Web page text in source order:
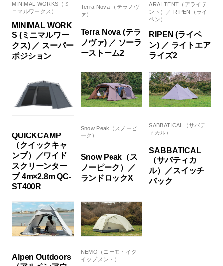
MINIMAL WORKS（ミ
ニマルワークス）
MINIMAL WORK
S (ミニマルワー
クス) ／ スーパー
ポジション
Terra Nova （テラノヴ
ァ）
Terra Nova (テラ
ノヴァ) ／ ソーラ
ーストーム2
ARAI TENT（アライテ
ント）／ RIPEN（ライ
ペン）
RIPEN (ライペ
ン) ／ ライトエア
ライズ2
QUICKCAMP
（クイックキャ
ンプ）／ワイド
スクリーンター
プ 4m×2.8m QC-
ST400R
Snow Peak（スノーピ
ーク）
Snow Peak（ス
ノーピーク）／
ランドロックX
SABBATICAL（サバテ
ィカル）
SABBATICAL
（サバティカ
ル）／スイッチ
バック
Alpen Outdoors
NEMO（ニーモ・イク
イップメント）